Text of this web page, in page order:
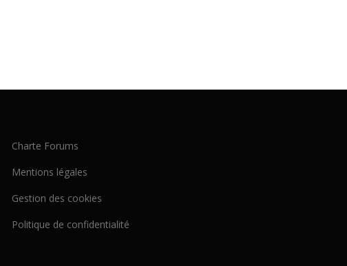
Charte Forums
Mentions légales
Gestion des cookies
Politique de confidentialité